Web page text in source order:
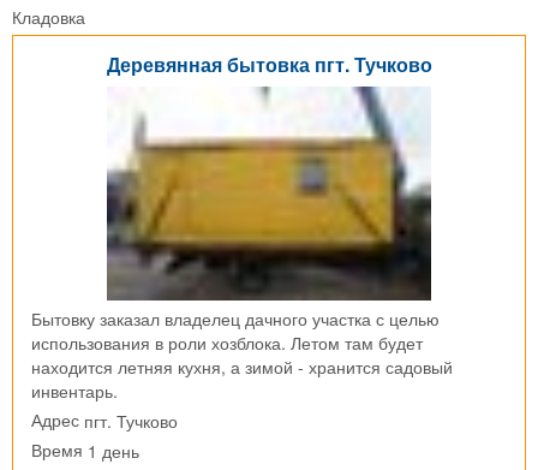
Кладовка
Деревянная бытовка пгт. Тучково
Бытовку заказал владелец дачного участка с целью
использования в роли хозблока. Летом там будет
находится летняя кухня, а зимой - хранится садовый
инвентарь.
Адрес пгт. Тучково
Время 1 день